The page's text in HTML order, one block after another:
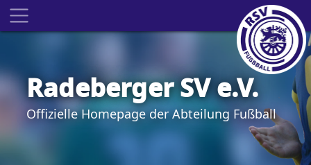
Radeberger SV e.V.
Offizielle Homepage der Abteilung Fußball